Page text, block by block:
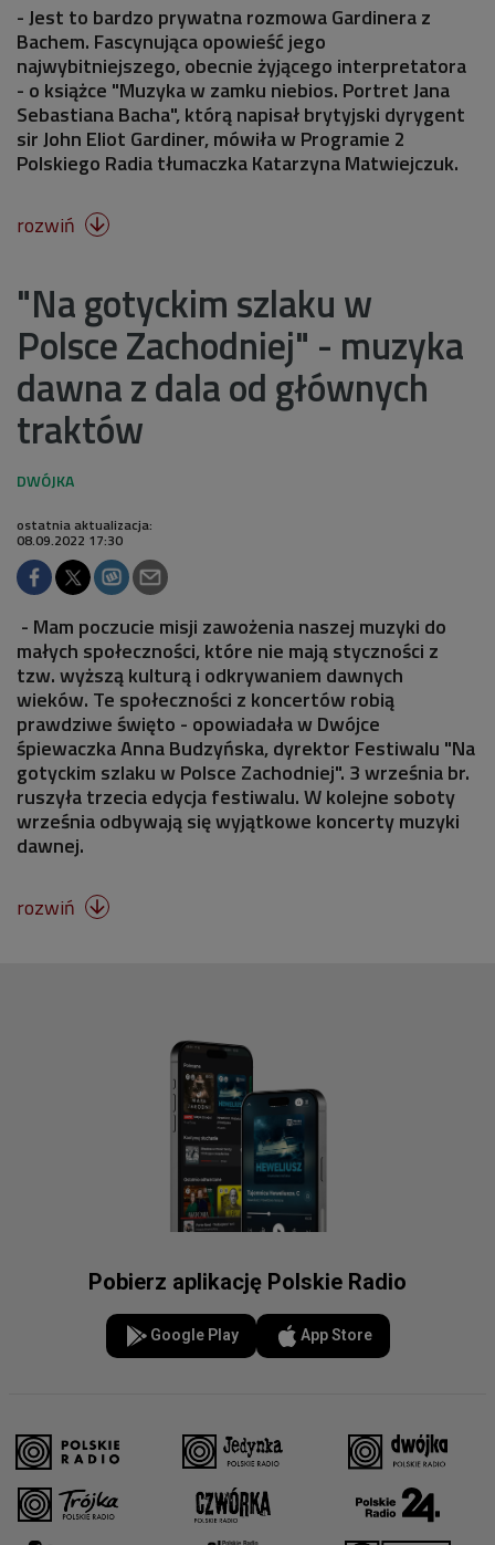
- Jest to bardzo prywatna rozmowa Gardinera z
Bachem. Fascynująca opowieść jego
najwybitniejszego, obecnie żyjącego interpretatora
- o książce "Muzyka w zamku niebios. Portret Jana
Sebastiana Bacha", którą napisał brytyjski dyrygent
sir John Eliot Gardiner, mówiła w Programie 2
Polskiego Radia tłumaczka Katarzyna Matwiejczuk.
rozwiń 
"Na gotyckim szlaku w
Polsce Zachodniej" - muzyka
dawna z dala od głównych
traktów
ostatnia aktualizacja:
08.09.2022 17:30
- Mam poczucie misji zawożenia naszej muzyki do
małych społeczności, które nie mają styczności z
tzw. wyższą kulturą i odkrywaniem dawnych
wieków. Te społeczności z koncertów robią
prawdziwe święto - opowiadała w Dwójce
śpiewaczka Anna Budzyńska, dyrektor Festiwalu "Na
gotyckim szlaku w Polsce Zachodniej". 3 września br.
ruszyła trzecia edycja festiwalu. W kolejne soboty
września odbywają się wyjątkowe koncerty muzyki
dawnej.
rozwiń 
Pobierz aplikację Polskie Radio
Google Play App Store